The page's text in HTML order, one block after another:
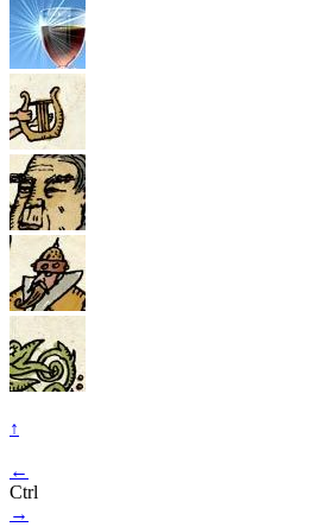
↑
←
Ctrl
→